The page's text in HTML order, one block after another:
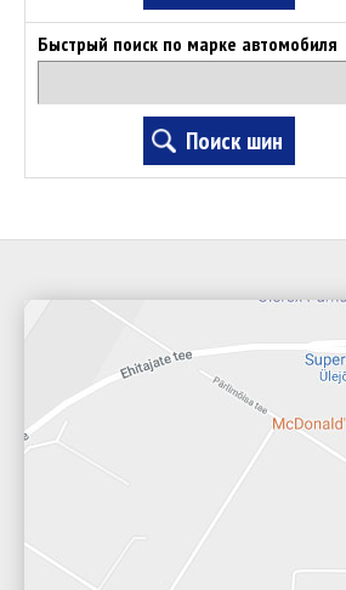
Быстрый поиск по марке автомобиля